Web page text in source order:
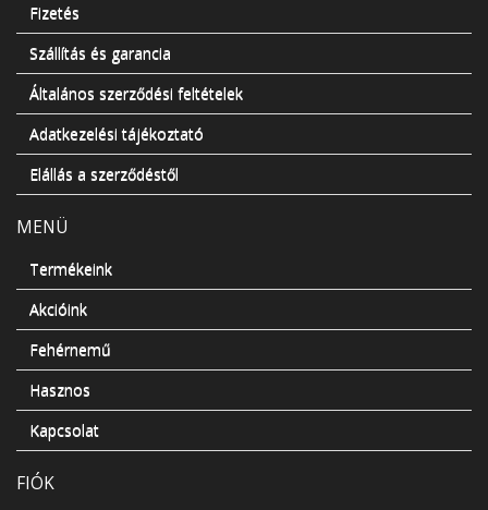
Fizetés
Szállítás és garancia
Általános szerződési feltételek
Adatkezelési tájékoztató
Elállás a szerződéstől
MENÜ
Termékeink
Akcióink
Fehérnemű
Hasznos
Kapcsolat
FIÓK